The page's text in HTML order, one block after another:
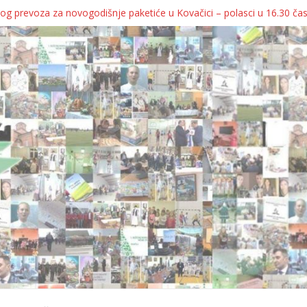
prevoza za novogodišnje paketiće u Kovačici – polasci u 16.30
KOLICA ZA 76 BEBA SA TERITORIJE OPŠTINE KOVAČICA
oborila rekord zatvorenih firmi!
telo
pa kukaju o „egzilu“